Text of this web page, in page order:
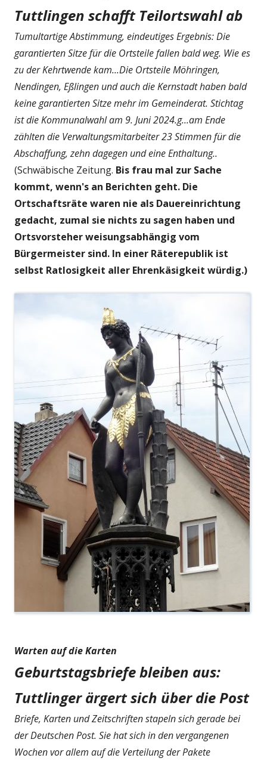
Tuttlingen schafft Teilortswahl ab
Tumultartige Abstimmung, eindeutiges Ergebnis: Die
garantierten Sitze für die Ortsteile fallen bald weg. Wie es
zu der Kehrtwende kam...Die Ortsteile Möhringen,
Nendingen, Eßlingen und auch die Kernstadt haben bald
keine garantierten Sitze mehr im Gemeinderat. Stichtag
ist die Kommunalwahl am 9. Juni 2024.g...am Ende
zählten die Verwaltungsmitarbeiter 23 Stimmen für die
Abschaffung, zehn dagegen und eine Enthaltung..
(Schwäbische Zeitung. Bis frau mal zur Sache
kommt, wenn's an Berichten geht. Die
Ortschaftsräte waren nie als Dauereinrichtung
gedacht, zumal sie nichts zu sagen haben und
Ortsvorsteher weisungsabhängig vom
Bürgermeister sind. In einer Räterepublik ist
selbst Ratlosigkeit aller Ehrenkäsigkeit würdig.)
Warten auf die Karten
Geburtstagsbriefe bleiben aus:
Tuttlinger ärgert sich über die Post
Briefe, Karten und Zeitschriften stapeln sich gerade bei
der Deutschen Post. Sie hat sich in den vergangenen
Wochen vor allem auf die Verteilung der Pakete